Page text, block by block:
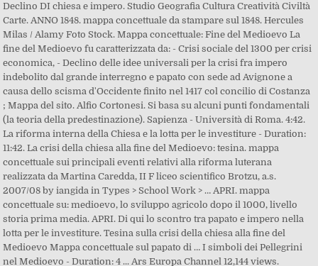
Declino DI chiesa e impero. Studio Geografia Cultura Creatività Civiltà
Carte. ANNO 1848. mappa concettuale da stampare sul 1848. Hercules
Milas / Alamy Foto Stock. Mappa concettuale: Fine del Medioevo La
fine del Medioevo fu caratterizzata da: - Crisi sociale del 1300 per crisi
economica, - Declino delle idee universali per la crisi fra impero
indebolito dal grande interregno e papato con sede ad Avignone a
causa dello scisma d'Occidente finito nel 1417 col concilio di Costanza
; Mappa del sito. Alfio Cortonesi. Si basa su alcuni punti fondamentali
(la teoria della predestinazione). Sapienza - Università di Roma. 4:42.
La riforma interna della Chiesa e la lotta per le investiture - Duration:
11:42. La crisi della chiesa alla fine del Medioevo: tesina. mappa
concettuale sui principali eventi relativi alla riforma luterana
realizzata da Martina Caredda, II F liceo scientifico Brotzu, a.s.
2007/08 by iangida in Types > School Work > … APRI. mappa
concettuale su: medioevo, lo sviluppo agricolo dopo il 1000, livello
storia prima media. APRI. Di qui lo scontro tra papato e impero nella
lotta per le investiture. Tesina sulla crisi della chiesa alla fine del
Medioevo Mappa concettuale sul papato di … I simboli dei Pellegrini
nel Medioevo - Duration: 4 ... Ars Europa Channel 12,144 views.